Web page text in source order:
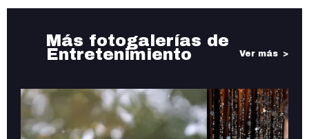
Más fotogalerías de
Entretenimiento Ver más